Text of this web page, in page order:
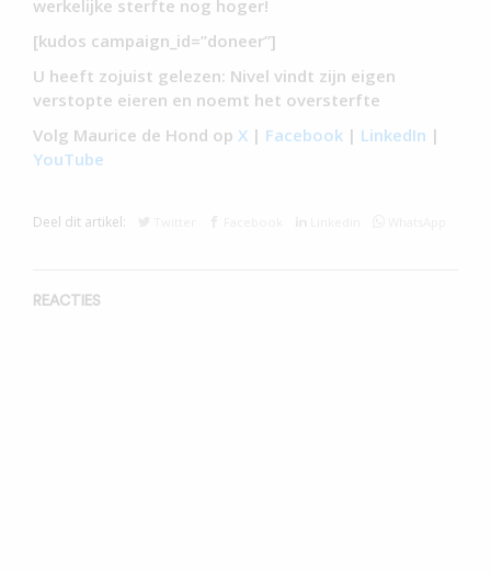
werkelijke sterfte nog hoger!
[kudos campaign_id=”doneer”]
U heeft zojuist gelezen: Nivel vindt zijn eigen
verstopte eieren en noemt het oversterfte
Volg Maurice de Hond op X | Facebook | LinkedIn |
YouTube
Deel dit artikel:
REACTIES